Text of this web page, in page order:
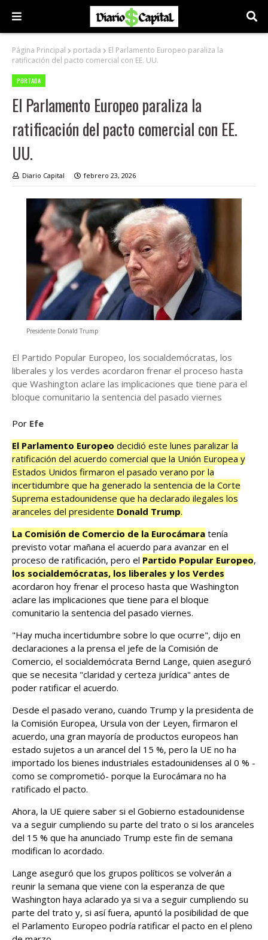
Página Principal portada
El Parlamento Europeo paraliza la
ratificación del pacto comercial con EE. UU.
PORTADA
El Parlamento Europeo paraliza la
ratificación del pacto comercial con EE.
UU.
Diario Capital febrero 23, 2026
Presidente Donald Trump
El Partido Popular Europeo, los socialdemócratas, los
liberales y los verdes acordaron frenar el proceso hasta
que Washington aclare las implicaciones que tiene para el
bloque comunitario la sentencia del pasado viernes
Por Efe
El Parlamento Europeo decidió este lunes paralizar la
ratificación del acuerdo comercial que la Unión Europea y
Estados Unidos firmaron el pasado verano por la
incertidumbre que ha generado la sentencia de la Corte
Suprema estadounidense que ha declarado ilegales los
aranceles del presidente Donald Trump.
La Comisión de Comercio de la Eurocámara tenía
previsto votar mañana el acuerdo para avanzar en el
proceso de ratificación, pero el Partido Popular Europeo,
los socialdemócratas, los liberales y los Verdes
acordaron hoy frenar el proceso hasta que Washington
aclare las implicaciones que tiene para el bloque
comunitario la sentencia del pasado viernes.
"Hay mucha incertidumbre sobre lo que ocurre", dijo en
declaraciones a la prensa el jefe de la Comisión de
Comercio, el socialdemócrata Bernd Lange, quien aseguró
que se necesita "claridad y certeza jurídica" antes de
poder ratificar el acuerdo.
Desde el pasado verano, cuando Trump y la presidenta de
la Comisión Europea, Ursula von der Leyen, firmaron el
acuerdo, una gran mayoría de productos europeos han
estado sujetos a un arancel del 15 %, pero la UE no ha
importado los bienes industriales estadounidenses al 0 % -
como se comprometió- porque la Eurocámara no ha
ratificado el pacto.
Ahora, la UE quiere saber si el Gobierno estadounidense
va a seguir cumpliendo su parte del trato o si los aranceles
del 15 % que ha anunciado Trump este fin de semana
modifican lo acordado.
Lange aseguró que los grupos políticos se volverán a
reunir la semana que viene con la esperanza de que
Washington haya aclarado ya si va a seguir cumpliendo su
parte del trato y, si así fuera, apuntó la posibilidad de que
el Parlamento Europeo podría ratificar el pacto en el pleno